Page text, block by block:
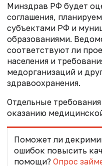
Минздрав РФ будет
соглашения,
субъектами РФ и
образованиями.
соответствуют ли
населения и
медорганизаций и
здравоохранения.
Отдельные
оказанию
Поможет ли
ошибок повысить
помощи? Опрос